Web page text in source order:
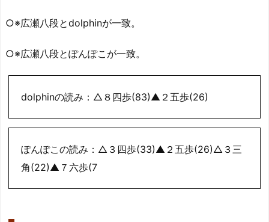
○※広瀬八段とdolphinが一致。
○※広瀬八段とぽんぽこが一致。
dolphinの読み：△８四歩(83)▲２五歩(26)
ぽんぽこの読み：△３四歩(33)▲２五歩(26)△３三
角(22)▲７六歩(7